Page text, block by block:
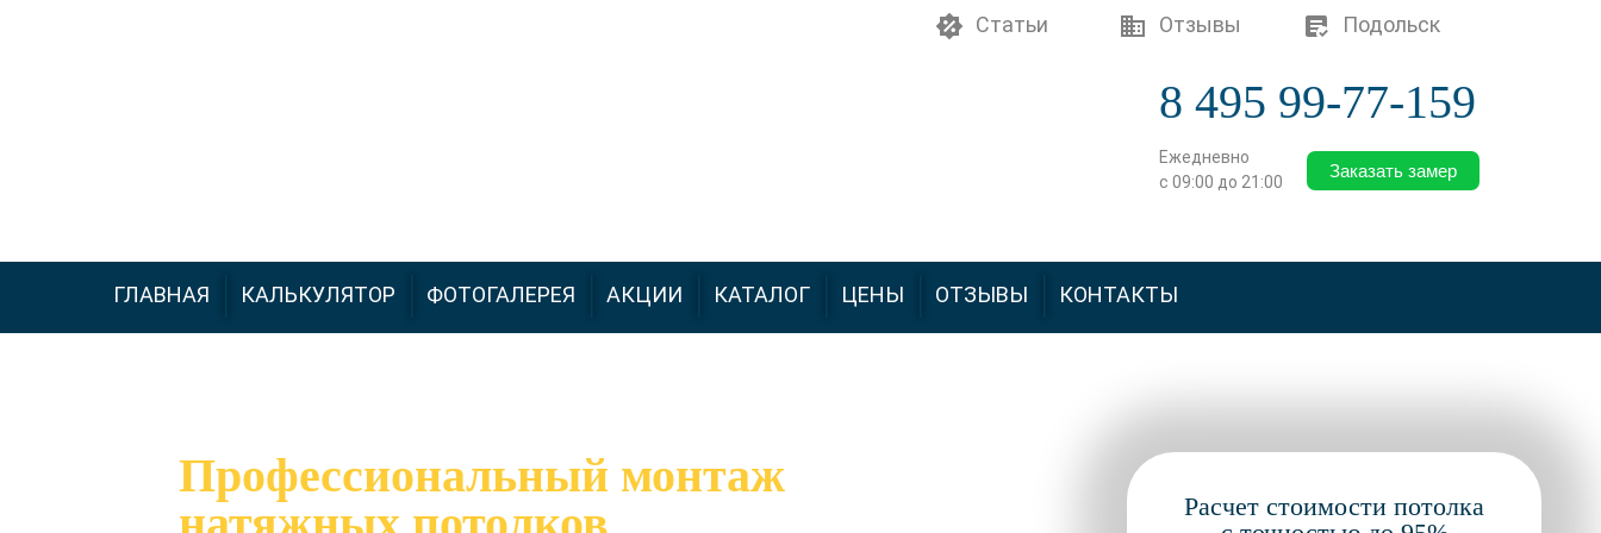
Статьи Отзывы Подольск
8 495 99-77-159
Ежедневно
с 09:00 до 21:00
Заказать замер
+7 (926) 543-66-99
ГЛАВНАЯ КАЛЬКУЛЯТОР ФОТОГАЛЕРЕЯ АКЦИИ КАТАЛОГ ЦЕНЫ ОТЗЫВЫ КОНТАКТЫ
Профессиональный монтаж
Расчет стоимости потолка